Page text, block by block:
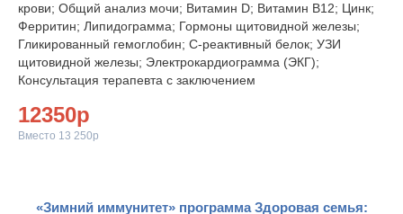
крови; Общий анализ мочи; Витамин D; Витамин В12; Цинк;
Ферритин; Липидограмма; Гормоны щитовидной железы;
Гликированный гемоглобин; С-реактивный белок; УЗИ
щитовидной железы; Электрокардиограмма (ЭКГ);
Консультация терапевта с заключением
12350р
Вместо 13 250р
«Зимний иммунитет» программа Здоровая семья: